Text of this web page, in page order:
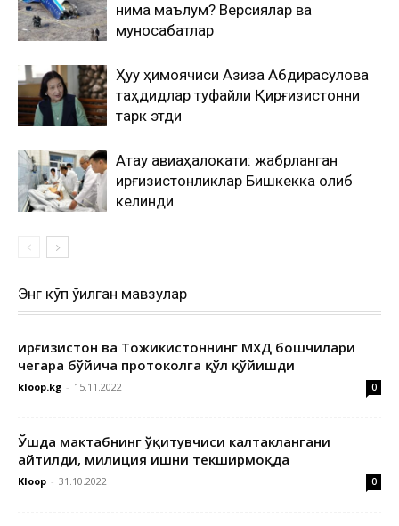
нима маълум? Версиялар ва
муносабатлар
Ҳуқуқ ҳимоячиси Азиза Абдирасулова
таҳдидлар туфайли Қирғизистонни
тарк этди
Ақтау авиаҳалокати: жабрланган
қирғизистонликлар Бишкекка олиб
келинди
Энг кўп ўқилган мавзулар
Қирғизистон ва Тожикистоннинг МХДҚ бошчилари
чегара бўйича протоколга қўл қўйишди
kloop.kg - 15.11.2022 0
Ўшда мактабнинг ўқитувчиси калтаклангани
айтилди, милиция ишни текширмоқда
Kloop - 31.10.2022 0